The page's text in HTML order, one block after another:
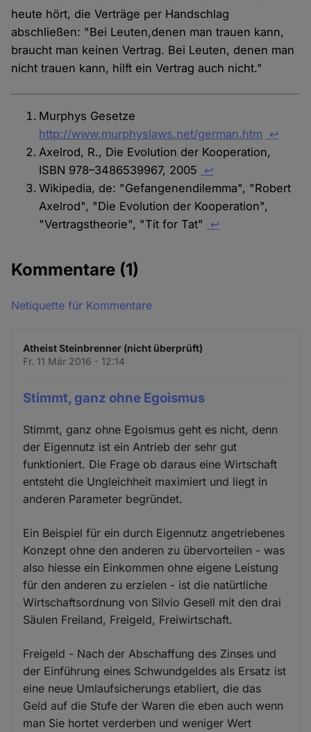
heute hört, die Verträge per Handschlag
abschließen: "Bei Leuten,denen man trauen kann,
braucht man keinen Vertrag. Bei Leuten, denen man
nicht trauen kann, hilft ein Vertrag auch nicht."
Murphys Gesetze
http://www.murphyslaws.net/german.htm ↩
Axelrod, R., Die Evolution der Kooperation,
ISBN 978–3486539967, 2005 ↩
Wikipedia, de: "Gefangenendilemma", "Robert
Axelrod", "Die Evolution der Kooperation",
"Vertragstheorie", "Tit for Tat"
↩
Kommentare (1)
Netiquette für Kommentare
Atheist Steinbrenner (nicht überprüft)
Fr. 11 Mär 2016 - 12:14
Stimmt, ganz ohne Egoismus
Stimmt, ganz ohne Egoismus geht es nicht, denn
der Eigennutz ist ein Antrieb der sehr gut
funktioniert. Die Frage ob daraus eine Wirtschaft
entsteht die Ungleichheit maximiert und liegt in
anderen Parameter begründet.
Ein Beispiel für ein durch Eigennutz angetriebenes
Konzept ohne den anderen zu übervorteilen - was
also hiesse ein Einkommen ohne eigene Leistung
für den anderen zu erzielen - ist die natürtliche
Wirtschaftsordnung von Silvio Gesell mit den drai
Säulen Freiland, Freigeld, Freiwirtschaft.
Freigeld - Nach der Abschaffung des Zinses und
der Einführung eines Schwundgeldes als Ersatz ist
eine neue Umlaufsicherungs etabliert, die das
Geld auf die Stufe der Waren die eben auch wenn
man Sie hortet verderben und weniger Wert